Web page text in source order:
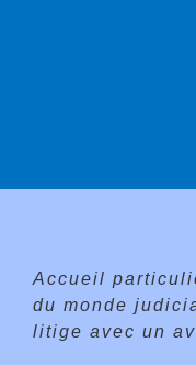
Accueil
du monde
litige avec un